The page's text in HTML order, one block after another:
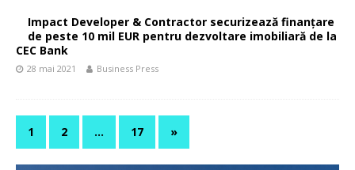
Impact Developer & Contractor securizează finanțare
de peste 10 mil EUR pentru dezvoltare imobiliară de la
CEC Bank
28 mai 2021 Business Press
1 2 … 17 »